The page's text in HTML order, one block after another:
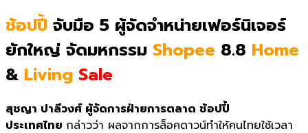
ช้อปปี้ จับมือ 5 ผู้จัดจำหน่ายเฟอร์นิเจอร์
ยักใหญ่ จัดมหกรรม Shopee 8.8 Home
& Living Sale
สุชญา ปาลีวงศ์ ผู้จัดการฝ่ายการตลาด ช้อปปี้
ประเทศไทย กล่าวว่า ผลจากการล็อคดาวน์ทำให้คนไทยใช้เวลา